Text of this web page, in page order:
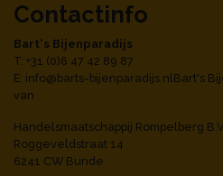
Contactinfo
Bart's Bijenparadijs
T: +31 (0)6 47 42 89 87
E: info@barts-bijenparadijs.nlBart's
van
Handelsmaatschappij Rompelberg
Roggeveldstraat 14
6241 CW Bunde